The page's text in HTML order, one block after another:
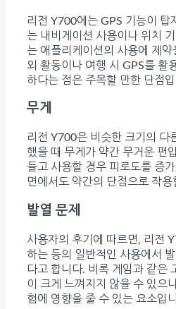
리전 Y700에는 GPS 기능이 탑
는 내비게이션 사용이나 위치
는 애플리케이션의 사용에 제
외 활동이나 여행 시 GPS를 활
하다는 점은 주목할 만한 단점
무게
리전 Y700은 비슷한 크기의 다
했을 때 무게가 약간 무거운 편
들고 사용할 경우 피로도를 증
면에서도 약간의 단점으로 작용
발열 문제
사용자의 후기에 따르면, 리전
하는 등의 일반적인 사용에서
다고 합니다. 비록 게임과 같은
이 크게 느껴지지 않을 수 있으
험에 영향을 줄 수 있는 요소입